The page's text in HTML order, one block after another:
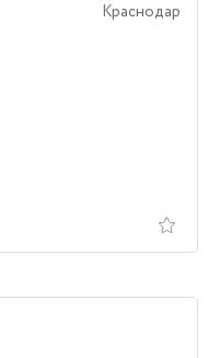
Краснодар